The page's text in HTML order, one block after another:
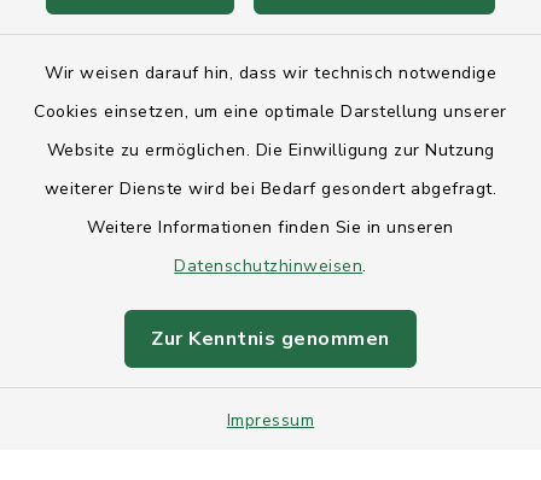
Wir weisen darauf hin, dass wir technisch notwendige
Cookies einsetzen, um eine optimale Darstellung unserer
Website zu ermöglichen. Die Einwilligung zur Nutzung
weiterer Dienste wird bei Bedarf gesondert abgefragt.
Weitere Informationen finden Sie in unseren
Datenschutzhinweisen.
Zur Kenntnis genommen
Impressum
Anfahrt
Datenschutz
Sitemap
Intranet